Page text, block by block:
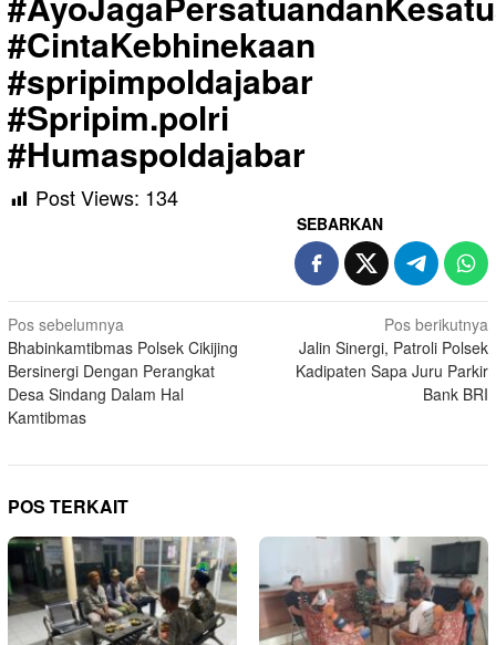
#CintaKebhinekaan
#spripimpoldajabar
#Spripim.polri
#Humaspoldajabar
Post Views: 134
SEBARKAN
Navigasi
pos
Pos sebelumnya
Bhabinkamtibmas Polsek Cikijing
Bersinergi Dengan Perangkat
Desa Sindang Dalam Hal
Kamtibmas
Pos berikutnya
Jalin Sinergi, Patroli Polsek
Kadipaten Sapa Juru Parkir
Bank BRI
POS TERKAIT